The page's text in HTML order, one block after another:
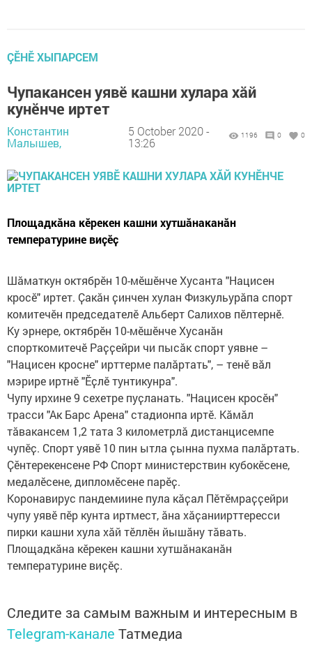
ÇӖНӖ ХЫПАРСЕМ
Чупакансен уявӗ кашни хулара хӑй
кунӗнче иртет
Константин
Малышев,
5 October 2020 -
13:26
1196 0 0
Площадкӑна кӗрекен кашни хутшӑнаканӑн
температурине виҫӗҫ
Шӑматкун октябрӗн 10-мӗшӗнче Хусанта "Нацисен
кросӗ" иртет. Ҫакӑн ҫинчен хулан Физкульурӑпа спорт
комитечӗн председателӗ Альберт Салихов пӗлтернӗ.
Ку эрнере, октябрӗн 10-мӗшӗнче Хусанӑн
спорткомитечӗ Раҫҫейри чи пысӑк спорт уявне –
"Нацисен кросне" ирттерме палӑртать", – тенӗ вӑл
мэрире иртнӗ "Ӗҫлӗ тунтикунра".
Чупу ирхине 9 сехетре пуҫланать. "Нацисен кросӗн"
трасси "Ак Барс Арена" стадионпа иртӗ. Кӑмӑл
тӑвакансем 1,2 тата 3 километрлӑ дистанцисемпе
чупӗҫ. Спорт уявӗ 10 пин ытла ҫынна пухма палӑртать.
Ҫӗнтерекенсене РФ Спорт министерствин кубокӗсене,
медалӗсене, дипломӗсене парӗҫ.
Коронавирус пандемиине пула кӑҫал Пӗтӗмраҫҫейри
чупу уявӗ пӗр кунта иртмест, ӑна хӑҫаниирттересси
пирки кашни хула хӑй тӗллӗн йышӑну тӑвать.
Площадкӑна кӗрекен кашни хутшӑнаканӑн
температурине виҫӗҫ.
Следите за самым важным и интересным в
Telegram-канале Татмедиа